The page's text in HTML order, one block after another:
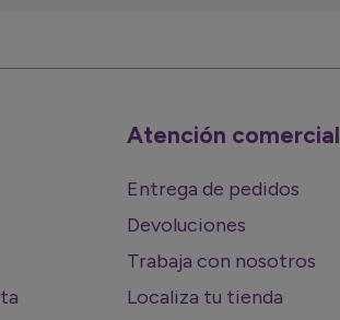
Atención comercial
Entrega de pedidos
Devoluciones
Trabaja con nosotros
Localiza tu tienda